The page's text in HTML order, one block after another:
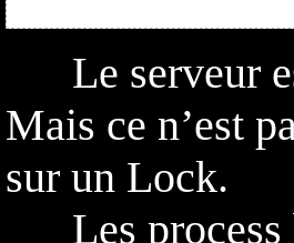
Le serveur
Mais ce n’est
sur un Lock.
Les process